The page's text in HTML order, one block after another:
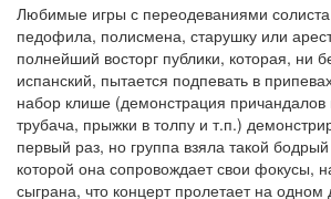
Любимые игры с переодеваниями
педофила, полисмена, старушку или
полнейший восторг публики, которая, ни
испанский, пытается подпевать в
набор клише (демонстрация причандалов
трубача, прыжки в толпу и т.п.)
первый раз, но группа взяла такой
которой она сопровождает свои фокусы,
сыграна, что концерт пролетает на одном